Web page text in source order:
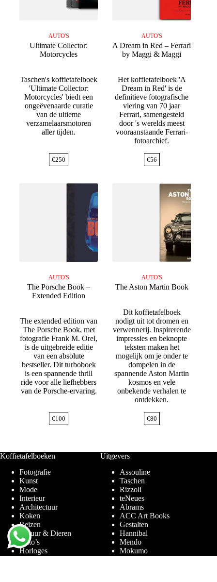
AUTO'S
Ultimate Collector:
Motorcycles
Taschen's koffietafelboek
'Ultimate Collector:
Motorcycles' biedt een
ongeëvenaarde curatie
van de ultieme
verzamelaarsmotoren
aller tijden.
€250
AUTO'S
A Dream in Red – Ferrari
by Maggi & Maggi
Het koffietafelboek 'A
Dream in Red' is de
definitieve fotografische
viering van 70 jaar
Ferrari, samengesteld
door 's werelds meest
vooraanstaande Ferrari-
fotoarchief.
€56
AUTO'S
The Porsche Book –
Extended Edition
The extended edition van
The Porsche Book, met
fotografie Frank M. Orel,
is de uitgebreide editie
van een absolute
bestseller. Dit turboboek
is een spannende thrill
ride voor alle liefhebbers
van de Porsche-ervaring.
€100
AUTO'S
The Aston Martin Book
Dit koffietafelboek
nodigt uit tot dromen en
verwennerij. Inspirerende
impressies en beknopte
teksten maken het
mogelijk om je onder te
dompelen in de
spannende Aston Martin
kosmos en vele
onbekende verhalen te
ontdekken.
€80
Koffietafelboeken
Fotografie
Kunst
Mode
Interieur
Architectuur
Koken
Reizen
Natuur & Dieren
Auto’s
Horloges
Uitgevers
Assouline
Taschen
Rizzoli
teNeues
Abrams
ACC Art Books
Gestalten
Hannibal
Mendo
Mokumo